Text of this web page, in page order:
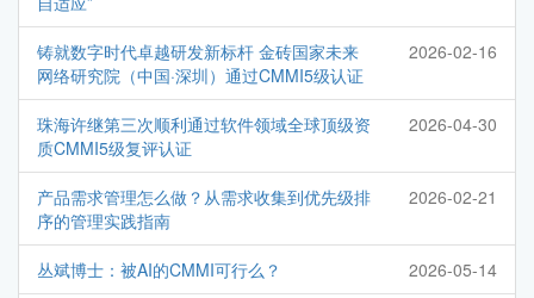
铸就数字时代卓越研发新标杆 金砖国家未来
网络研究院（中国·深圳）通过CMMI5级认证
2026-02-16
珠海许继第三次顺利通过软件领域全球顶级资
质CMMI5级复评认证
2026-04-30
产品需求管理怎么做？从需求收集到优先级排
序的管理实践指南
2026-02-21
丛斌博士：被AI的CMMI可行么？ 2026-05-14